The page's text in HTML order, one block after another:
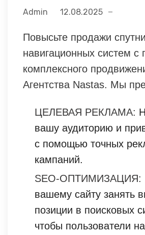
Admin 12.08.2025
Повысьте продажи
навигационных систем
комплексного
Агентства Nastas. Мы
ЦЕЛЕВАЯ РЕКЛАМА:
вашу аудиторию и
с помощью точных
кампаний.
SEO-ОПТИМИЗАЦИЯ:
вашему сайту занять
позиции в поисковых
чтобы пользователи